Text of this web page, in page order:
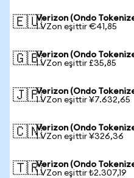
🇪🇺Verizon (Ondo
1 VZon eşittir €41,85
🇬🇧Verizon (Ondo
1 VZon eşittir £35,85
🇯🇵Verizon (Ondo
1 VZon eşittir ¥7.632,65
🇨🇳Verizon (Ondo
1 VZon eşittir ¥326,36
🇹🇷Verizon (Ondo
1 VZon eşittir ₺2.307,19